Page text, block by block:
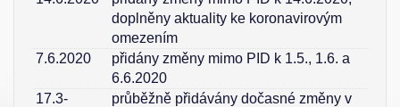
doplněny aktuality ke koronavirovým
omezením
7.6.2020
přidány změny mimo PID k 1.5., 1.6. a
6.6.2020
17.3-
průběžně přidávány dočasné změny v